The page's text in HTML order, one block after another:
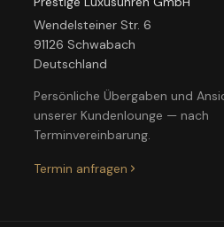
Wendelsteiner Str. 6
91126 Schwabach
Deutschland
Persönliche Übergaben und
unserer Kundenlounge — nach
Terminvereinbarung.
Termin anfragen